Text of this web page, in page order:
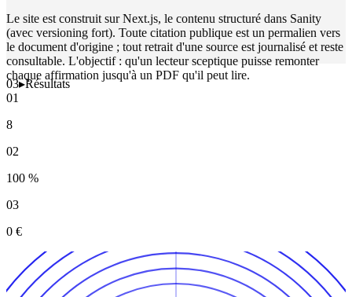
Le site est construit sur Next.js, le contenu structuré dans Sanity
(avec versioning fort). Toute citation publique est un permalien vers
le document d'origine ; tout retrait d'une source est journalisé et reste
consultable. L'objectif : qu'un lecteur sceptique puisse remonter
chaque affirmation jusqu'à un PDF qu'il peut lire.
03▸Résultats
01
8
02
100 %
03
0 €